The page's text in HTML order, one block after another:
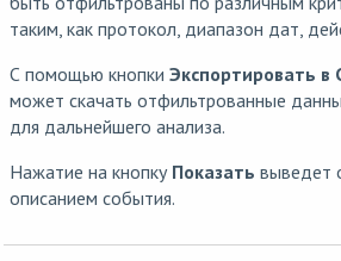
таким, как протокол, диапазон дат,
С помощью кнопки Экспортировать в
может скачать отфильтрованные
для дальнейшего анализа.
Нажатие на кнопку Показать выведет
описанием события.